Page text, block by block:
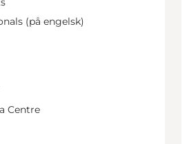
(på engelsk)
Centre